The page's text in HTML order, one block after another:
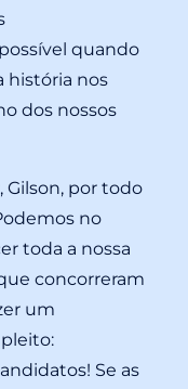
quando
história nos
dos nossos
Gilson, por todo
no
toda a nossa
concorreram
um
Se as